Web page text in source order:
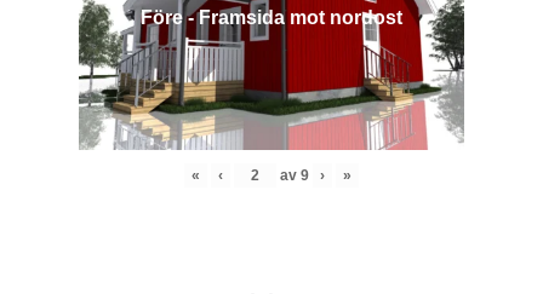
Före - Framsida mot nordost
« ‹ av 9 › »